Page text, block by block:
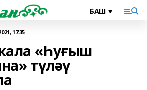
17:35
«Һуғыш
түләү